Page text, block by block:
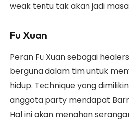
weak tentu tak akan jadi
Fu Xuan
Peran Fu Xuan sebagai
berguna dalam tim untuk
hidup. Technique yang
anggota party mendapat
Hal ini akan menahan